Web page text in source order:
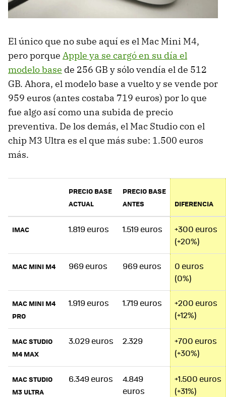
El único que no sube aquí es el Mac Mini M4,
pero porque Apple ya se cargó en su día el
modelo base de 256 GB y sólo vendía el de 512
GB. Ahora, el modelo base a vuelto y se vende por
959 euros (antes costaba 719 euros) por lo que
fue algo así como una subida de precio
preventiva. De los demás, el Mac Studio con el
chip M3 Ultra es el que más sube: 1.500 euros
más.
PRECIO BASE
ACTUAL
PRECIO BASE
ANTES
DIFERENCIA
IMAC 1.819 euros 1.519 euros
+300 euros
(+20%)
MAC MINI M4 969 euros 969 euros
0 euros
(0%)
MAC MINI M4
PRO
1.919 euros 1.719 euros
+200 euros
(+12%)
MAC STUDIO
M4 MAX
3.029 euros 2.329
+700 euros
(+30%)
MAC STUDIO
M3 ULTRA
6.349 euros
4.849
euros
+1.500 euros
(+31%)